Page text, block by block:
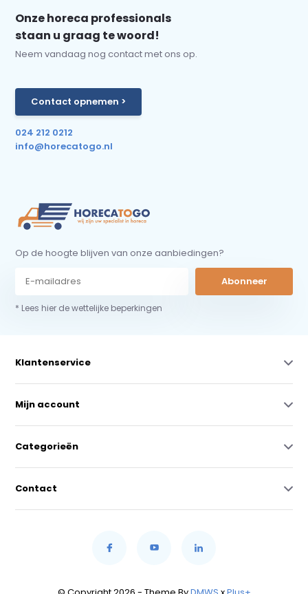
Onze horeca professionals
staan u graag te woord!
Neem vandaag nog contact met ons op.
Contact opnemen >
024 212 0212
info@horecatogo.nl
Op de hoogte blijven van onze aanbiedingen?
Abonneer
* Lees hier de wettelijke beperkingen
Klantenservice
Mijn account
Categorieën
Contact